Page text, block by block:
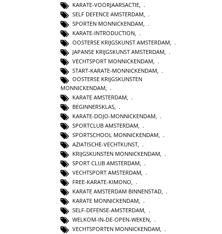
KARATE-VOORJAARSACTIE
SELF DEFENCE AMSTERDAM,
SPORTEN MONNICKENDAM,
KARATE-INTRODUCTION,
OOSTERSE KRIJGSKUNST AMSTERDAM,
JAPANSE KRIJGSKUNST AMSTERDAM,
VECHTSPORT MONNICKENDAM,
START-KARATE-MONNICKENDAM,
OOSTERSE KRIJGSKUNSTEN
MONNICKENDAM
KARATE AMSTERDAM
BEGINNERSKLAS
KARATE-DOJO-MONNICKENDAM
SPORTCLUB AMSTERDAM
SPORTSCHOOL MONNICKENDAM
AZIATISCHE-VECHTKUNST
KRIJGSKUNSTEN MONNICKENDAM
SPORT CLUB AMSTERDAM
VECHTSPORT AMSTERDAM,
FREE-KARATE-KIMONO,
KARATE AMSTERDAM BINNENSTAD,
KARATE MONNICKENDAM,
SELF-DEFENSE-AMSTERDAM,
WELKOM-IN-DE-OPEN-WEKEN,
VECHTSPORTEN MONNICKENDAM,